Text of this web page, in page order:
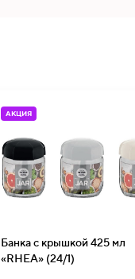
АКЦИЯ
Банка с крышкой 425 мл
«RHEA» (24/1)